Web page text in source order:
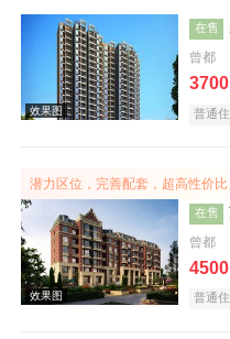
效果图
效果图
在售
曾都
3700
普通
潜力区位，完善配套，超高性价比
在售
曾都
4500
普通